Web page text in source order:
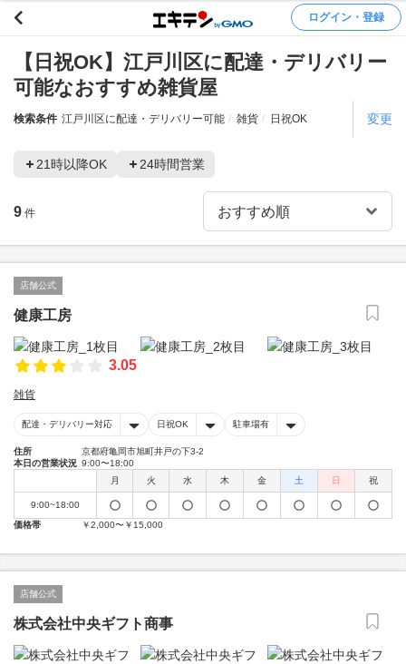
ログイン・登録
【日祝OK】江戸川区に配達・デリバリー
可能なおすすめ雑貨屋
検索条件 江戸川区に配達・デリバリー可能 雑貨 日祝OK 変更
21時以降OK 24時間営業
9 件
店舗公式
健康工房
3.05
雑貨
配達・デリバリー対応 日祝OK 駐車場有
住所
京都府亀岡市旭町井戸の下3-2
本日の営業状況 9:00〜18:00
月
火 水 木 金 土 日 祝
9:00~18:00
価格帯
￥2,000〜￥15,000
店舗公式
株式会社中央ギフト商事